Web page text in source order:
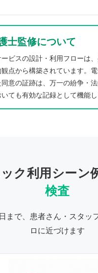
士監修について
ビスの設計・利用フローは
点から構築されています。
同意の証跡は、万一の紛争・
いても有効な記録として機能し
ク利用シーン
検査
まで、患者さん・スタッ
ロに近づけます